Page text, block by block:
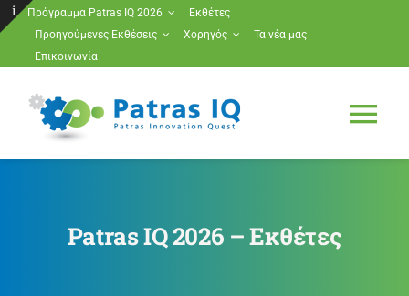
Μετάβαση
Πρόγραμμα Patras IQ 2026
Εκθέτες
Προηγούμενες Εκθέσεις
Χορηγός
Τα νέα μας
Επικοινωνία
ΕκθέτεςPatras IQ 2026 – Εκθέτες
Toggle